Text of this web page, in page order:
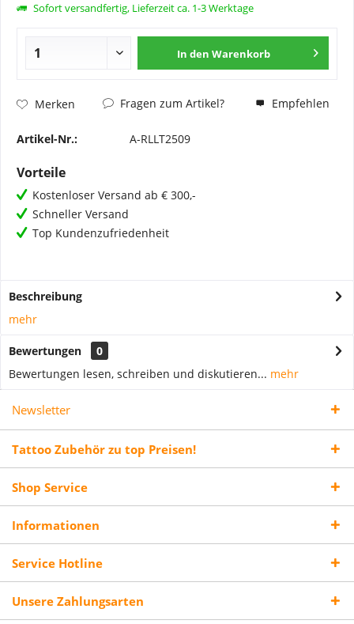
Sofort versandfertig, Lieferzeit ca. 1-3 Werktage
In den Warenkorb
Merken Fragen zum Artikel? Empfehlen
Artikel-Nr.: A-RLLT2509
Vorteile
Kostenloser Versand ab € 300,-
Schneller Versand
Top Kundenzufriedenheit
Beschreibung
mehr
Bewertungen
0
Bewertungen lesen, schreiben und diskutieren... mehr
Newsletter
Tattoo Zubehör zu top Preisen!
Shop Service
Informationen
Service Hotline
Unsere Zahlungsarten